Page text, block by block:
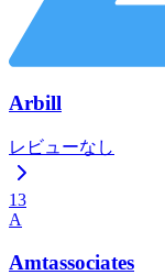
Arbill
レビューなし
13
A
Amtassociates